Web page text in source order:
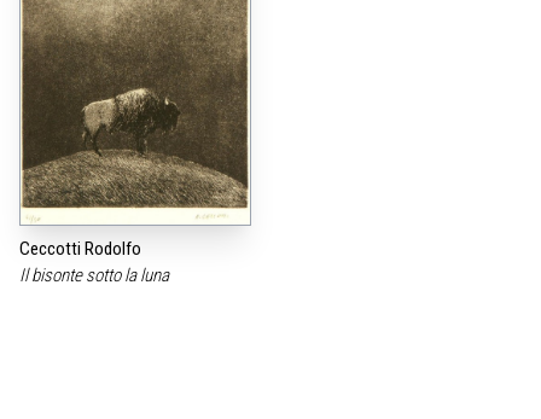
Ceccotti Rodolfo
Il bisonte sotto la luna